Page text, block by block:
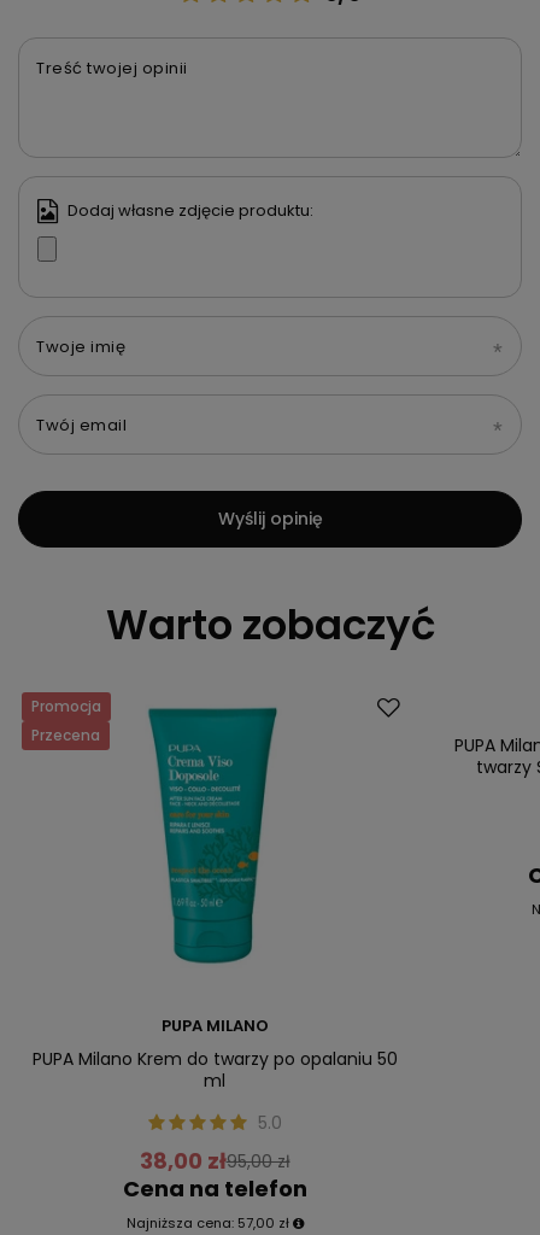
Treść twojej opinii
Dodaj własne zdjęcie produktu:
Twoje imię
Twój email
Wyślij opinię
Warto zobaczyć
Promocja
Przecena
PUPA MILANO
PUPA Milano Krem do twarzy po opalaniu 50
ml
5.0
38,00 zł95,00 zł
Cena na telefon
Najniższa cena: 57,00 zł
Przecena
PUPA
twarzy